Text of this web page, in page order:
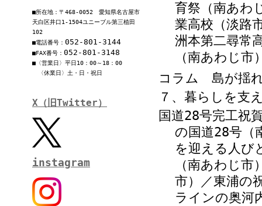
■所在地：〒468-0052 愛知県名古屋市
天白区井口1-1504ユニーブル第三植田
102
■電話番号： 052-801-3144
■FAX番号： 052-801-3148
■〈営業日〉平日10：00～18：00
〈休業日〉土・日・祝日
X（旧Twitter）
instagram
育祭（南あわ
業高校（淡路
洲本第二尋常
（南あわじ
コラム 島が揺
７、暮らしを支
国道28号完工祝
の国道28号（
を迎える人び
（南あわじ
市）／東浦の
ラインの奥河